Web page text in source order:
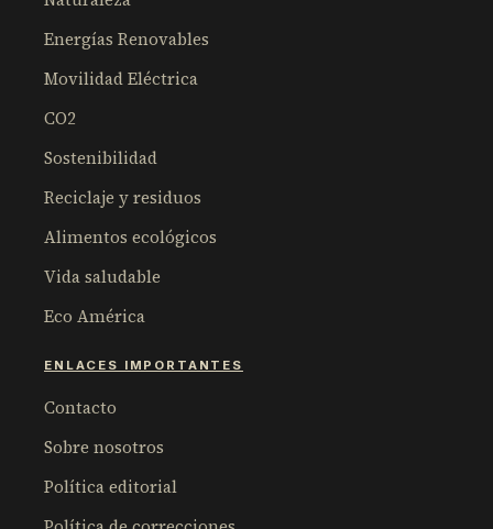
Energías Renovables
Movilidad Eléctrica
CO2
Sostenibilidad
Reciclaje y residuos
Alimentos ecológicos
Vida saludable
Eco América
ENLACES IMPORTANTES
Contacto
Sobre nosotros
Política editorial